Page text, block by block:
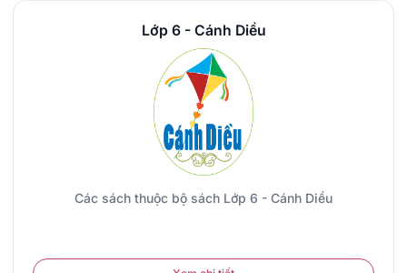
Lớp 6 - Cánh Diều
Các sách thuộc bộ sách Lớp 6 - Cánh Diều